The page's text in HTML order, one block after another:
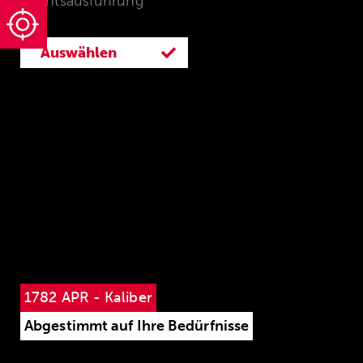
Auswählen
1782 APR - Kaliber
Abgestimmt auf Ihre Bedürfnisse